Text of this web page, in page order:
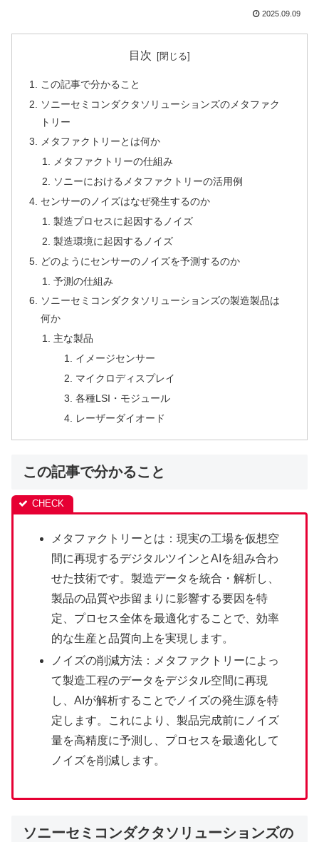
2025.09.09
目次
この記事で分かること
ソニーセミコンダクタソリューションズのメタファク
トリー
メタファクトリーとは何か
メタファクトリーの仕組み
ソニーにおけるメタファクトリーの活用例
センサーのノイズはなぜ発生するのか
製造プロセスに起因するノイズ
製造環境に起因するノイズ
どのようにセンサーのノイズを予測するのか
予測の仕組み
ソニーセミコンダクタソリューションズの製造製品は
何か
主な製品
イメージセンサー
マイクロディスプレイ
各種LSI・モジュール
レーザーダイオード
この記事で分かること
メタファクトリーとは：現実の工場を仮想空
間に再現するデジタルツインとAIを組み合わ
せた技術です。製造データを統合・解析し、
製品の品質や歩留まりに影響する要因を特
定、プロセス全体を最適化することで、効率
的な生産と品質向上を実現します。
ノイズの削減方法：メタファクトリーによっ
て製造工程のデータをデジタル空間に再現
し、AIが解析することでノイズの発生源を特
定します。これにより、製品完成前にノイズ
量を高精度に予測し、プロセスを最適化して
ノイズを削減します。
ソニーセミコンダクタソリューションズの